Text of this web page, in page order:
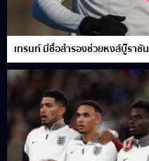
เทรนท์ มีชื่อสำรองช่วยหงส์บู๊ราชัน